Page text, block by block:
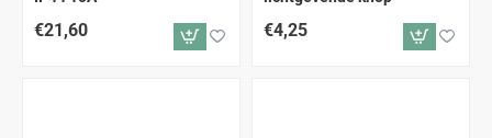
€21,60 €4,25